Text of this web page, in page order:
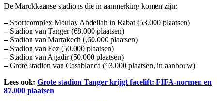
De Marokkaanse stadions die in aanmerking komen zijn:
–Sportcomplex Moulay Abdellah in Rabat (53.000 plaatsen)
–Stadion van Tanger (68.000 plaatsen)
–Stadion van Marrakech (,60.000 plaatsen)
–Stadion van Fez (50.000 plaatsen)
–Stadion van Agadir (50.000 plaatsen)
–Grote stadion van Casablanca (93.000 plaatsen, in aanbouw)
Lees ook: Grote stadion Tanger krijgt facelift: FIFA-normen en
87.000 plaatsen